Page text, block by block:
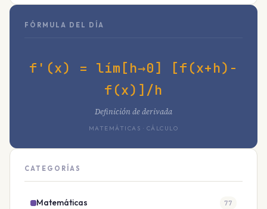
FÓRMULA DEL DÍA
f'(x) = lím[h→0] [f(x+h)-
f(x)]/h
Definición de derivada
MATEMÁTICAS · CÁLCULO
CATEGORÍAS
Matemáticas 77